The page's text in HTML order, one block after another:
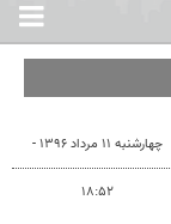
چهارشنبه ۱۱ مرداد ۱۳۹۶ -
۱۸:۵۲